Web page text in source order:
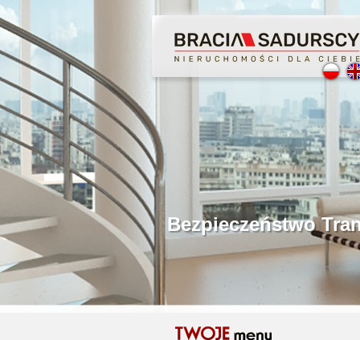
Profesjonalne
Bezpieczeństwo
Licencjonowani
Gwarancja